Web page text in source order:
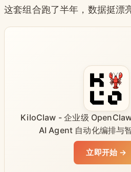
这套组合跑了半年，数据挺漂
KiloClaw - 企业级
AI Agent 自动化编排与
立即开始 →